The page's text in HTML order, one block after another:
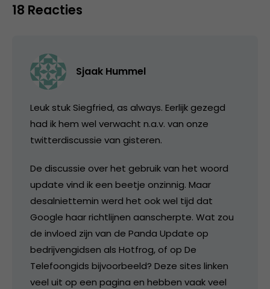
18 Reacties
Sjaak Hummel
Leuk stuk Siegfried, as always. Eerlijk gezegd
had ik hem wel verwacht n.a.v. van onze
twitterdiscussie van gisteren.
De discussie over het gebruik van het woord
update vind ik een beetje onzinnig. Maar
desalniettemin werd het ook wel tijd dat
Google haar richtlijnen aanscherpte. Wat zou
de invloed zijn van de Panda Update op
bedrijvengidsen als Hotfrog, of op De
Telefoongids bijvoorbeeld? Deze sites linken
veel uit op een pagina en hebben vaak veel